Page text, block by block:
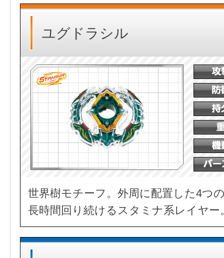
ユグドラシル
世界樹モチーフ。外周に配置した4つ
長時間回り続けるスタミナ系レイヤー